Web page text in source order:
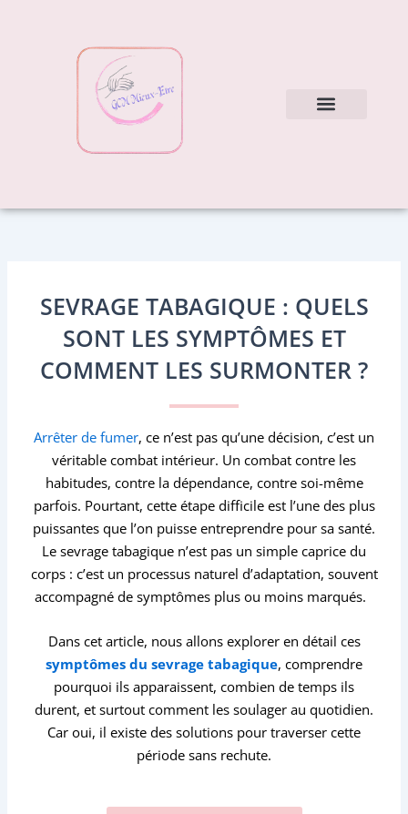
SEVRAGE TABAGIQUE : QUELS
SONT LES SYMPTÔMES ET
COMMENT LES SURMONTER ?
Arrêter de fumer, ce n’est pas qu’une décision, c’est un
véritable combat intérieur. Un combat contre les
habitudes, contre la dépendance, contre soi-même
parfois. Pourtant, cette étape difficile est l’une des plus
puissantes que l’on puisse entreprendre pour sa santé.
Le sevrage tabagique n’est pas un simple caprice du
corps : c’est un processus naturel d’adaptation, souvent
accompagné de symptômes plus ou moins marqués.
Dans cet article, nous allons explorer en détail ces
symptômes du sevrage tabagique, comprendre
pourquoi ils apparaissent, combien de temps ils
durent, et surtout comment les soulager au quotidien.
Car oui, il existe des solutions pour traverser cette
période sans rechute.